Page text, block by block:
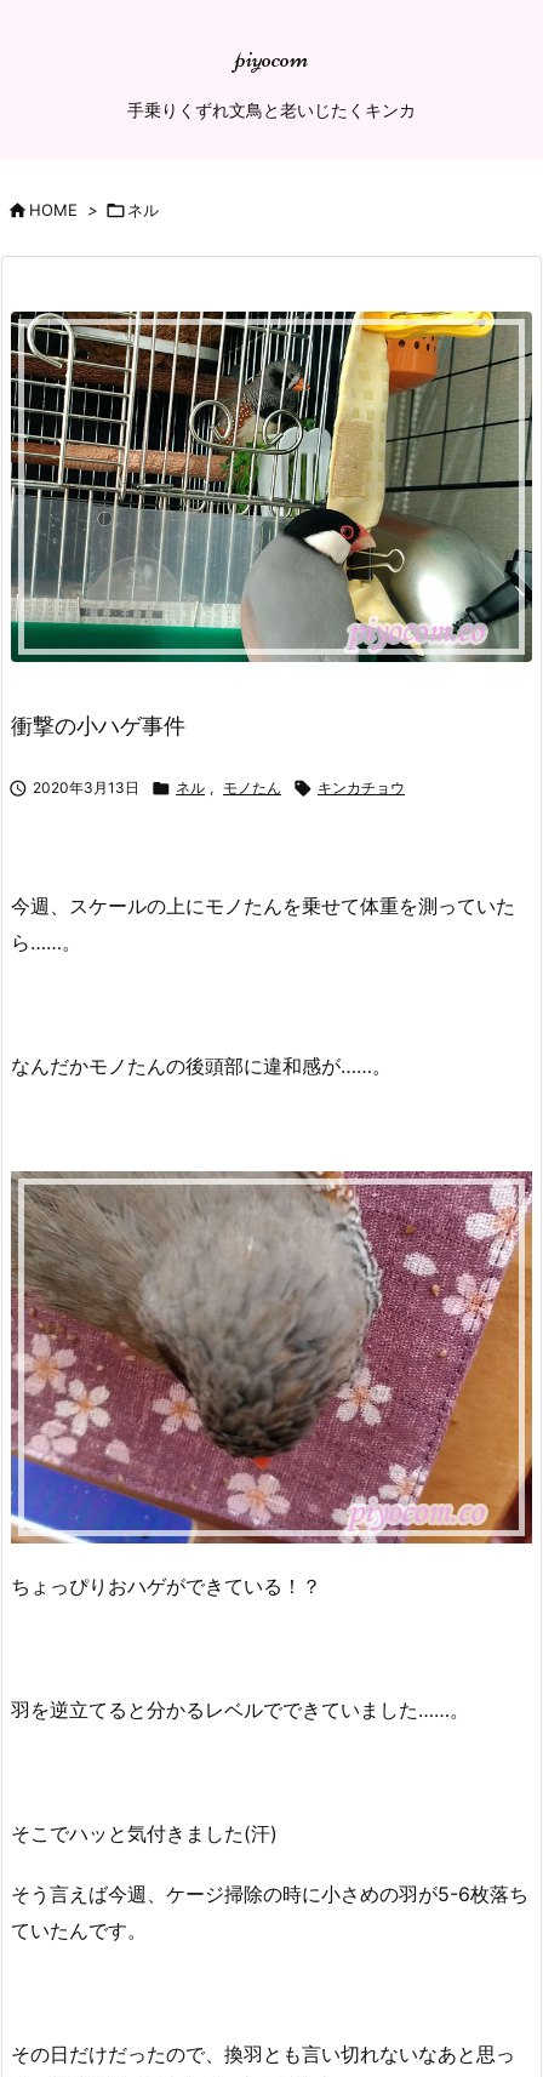
piyocom
手乗りくずれ文鳥と老いじたくキンカ
HOME > ネル
衝撃の小ハゲ事件
 2020年3月13日  ネル , モノたん  キンカチョウ
今週、スケールの上にモノたんを乗せて体重を測っていた
ら……。
なんだかモノたんの後頭部に違和感が……。
ちょっぴりおハゲができている！？
羽を逆立てると分かるレベルでできていました……。
そこでハッと気付きました(汗)
そう言えば今週、ケージ掃除の時に小さめの羽が5-6枚落ち
ていたんです。
その日だけだったので、換羽とも言い切れないなあと思っ